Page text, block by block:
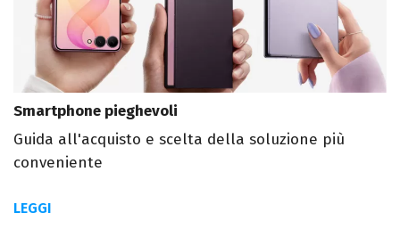
Smartphone pieghevoli
Guida all'acquisto e scelta della soluzione più
conveniente
LEGGI